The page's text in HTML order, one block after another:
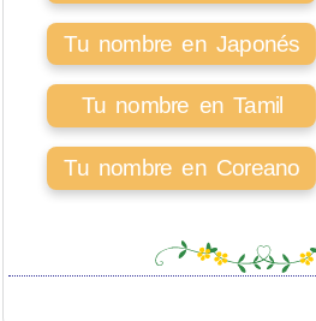
Tu nombre en Japonés
Tu nombre en Tamil
Tu nombre en Coreano